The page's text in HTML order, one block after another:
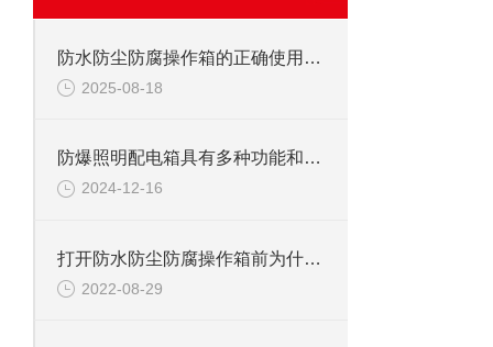
防水防尘防腐操作箱的正确使用与注意事项
2025-08-18
防爆照明配电箱具有多种功能和特点
2024-12-16
打开防水防尘防腐操作箱前为什么要关闭电源？
2022-08-29